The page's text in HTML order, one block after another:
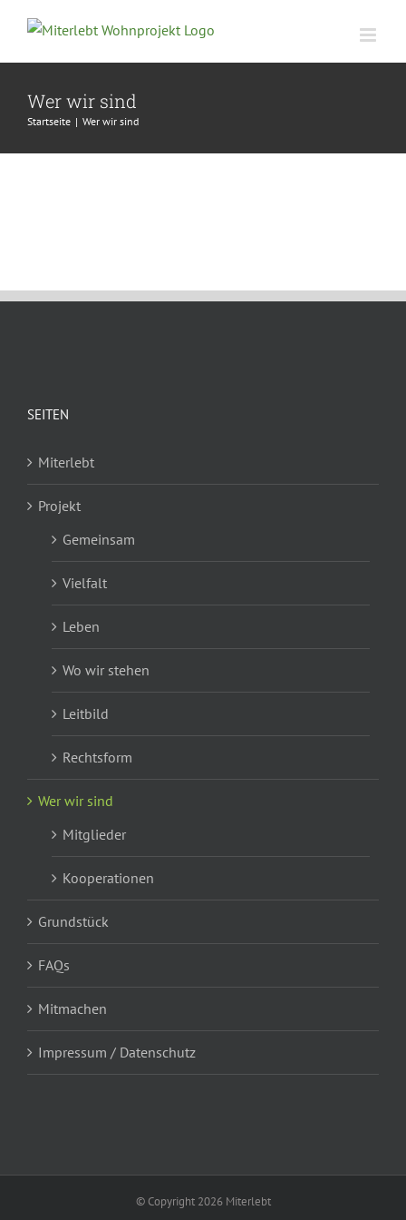
Inhalt
springen
Wer wir sind
Startseite | Wer wir sind
SEITEN
Miterlebt
Projekt
Gemeinsam
Vielfalt
Leben
Wo wir stehen
Leitbild
Rechtsform
Wer wir sind
Mitglieder
Kooperationen
Grundstück
FAQs
Mitmachen
Impressum / Datenschutz
© Copyright 2026 Miterlebt